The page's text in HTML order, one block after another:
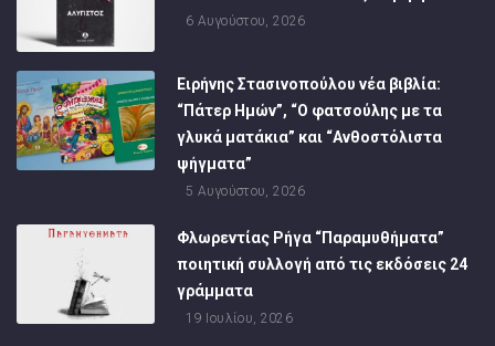
6 Αυγούστου, 2026
Ειρήνης Στασινοπούλου νέα βιβλία:
“Πάτερ Ημών”, “Ο φατσούλης με τα
γλυκά ματάκια” και “Ανθοστόλιστα
ψήγματα”
5 Αυγούστου, 2026
Φλωρεντίας Ρήγα “Παραμυθήματα”
ποιητική συλλογή από τις εκδόσεις 24
γράμματα
19 Ιουλίου, 2026